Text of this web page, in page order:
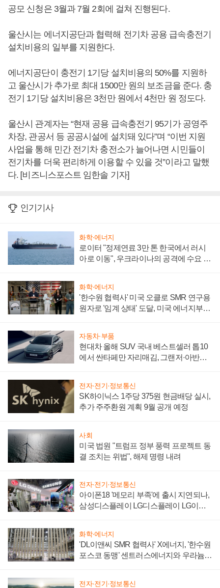
공모 신청은 3월과 7월 2회에 걸쳐 진행된다.
울산시는 에너지공단과 협력해 전기차 공용 급속충전기
설치비용의 일부를 지원한다.
에너지공단이 충전기 1기당 설치비용의 50%를 지원하
고 울산시가 추가로 최대 1500만 원의 보조금을 준다. 충
전기 1기당 설치비용은 3천만 원에서 4천만 원 정도다.
울산시 관계자는 “현재 공용 급속충전기 95기가 공영주
차장, 관공서 등 공공시설에 설치돼 있다”며 “이번 지원
사업을 통해 민간 전기차 충전소가 늘어나면 시민들이
전기차를 더욱 편리하게 이용할 수 있을 것”이라고 말했
다. [비즈니스포스트 임한솔 기자]
인기기사
화학·에너지
로이터 "정제연료 3만 톤 한국에서 러시
아로 이동", 우크라이나의 공격에 수요 늘
화학·에너지
'한수원 협력사' 미국 오클로 SMR 연구용
원자로 '임계 상태' 도달, 미국 에너지부
자동차·부품
현대차 올해 SUV 국내 베스트셀러 톱10
에서 싼타페만 자리매김, 그랜저·아반떼
전자·전기·정보통신
SK하이닉스 1주당 375원 현금배당 실시,
추가 주주환원 계획 9월 공개 예정
사회
미국 법원 "트럼프 정부 풍력 프로젝트 동
결 조치는 위법", 해제 명령 내려
전자·전기·정보통신
아이폰18 '메모리 부족'에 출시 지연되나,
삼성디스플레이 LG디스플레이 LG이노
화학·에너지
'DL이앤씨 SMR 협력사' X에너지, '한수원
포스코 동맹' 센트러스에너지와 우라늄
전자·전기·정보통신